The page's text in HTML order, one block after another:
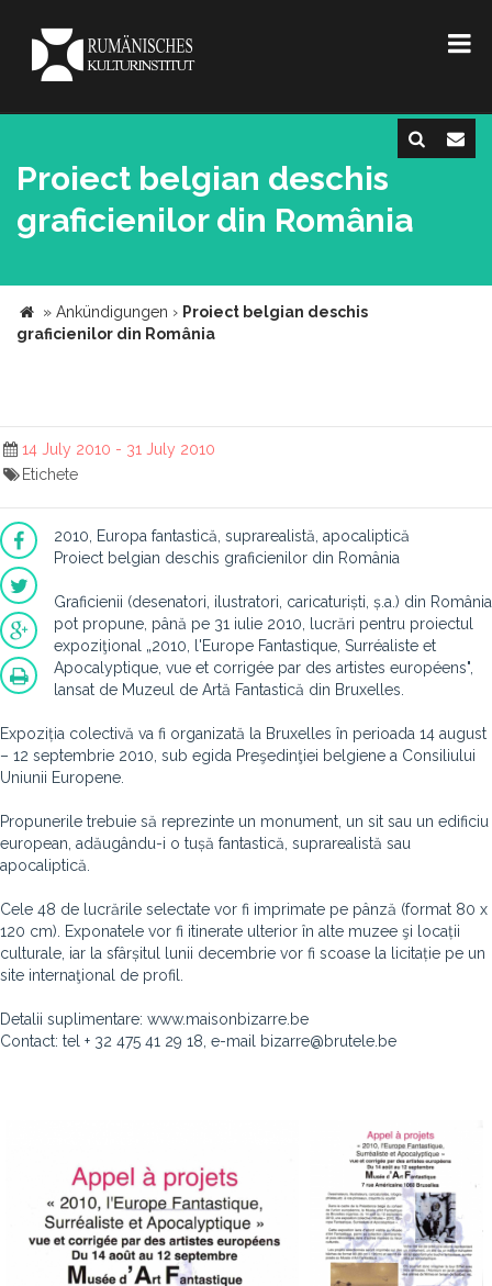
Proiect belgian deschis
graficienilor din România
» Ankündigungen › Proiect belgian deschis
graficienilor din România
14 July 2010 - 31 July 2010
Etichete
2010, Europa fantastică, suprarealistă, apocaliptică
Proiect belgian deschis graficienilor din România
Graficienii (desenatori, ilustratori, caricaturiști, ș.a.) din România
pot propune, până pe 31 iulie 2010, lucrări pentru proiectul
expoziţional „2010, l'Europe Fantastique, Surréaliste et
Apocalyptique, vue et corrigée par des artistes européens",
lansat de Muzeul de Artă Fantastică din Bruxelles.
Expoziția colectivă va fi organizată la Bruxelles în perioada 14 august
– 12 septembrie 2010, sub egida Preşedinţiei belgiene a Consiliului
Uniunii Europene.
Propunerile trebuie să reprezinte un monument, un sit sau un edificiu
european, adăugându-i o tușă fantastică, suprarealistă sau
apocaliptică.
Cele 48 de lucrările selectate vor fi imprimate pe pânză (format 80 x
120 cm). Exponatele vor fi itinerate ulterior în alte muzee şi locații
culturale, iar la sfârșitul lunii decembrie vor fi scoase la licitație pe un
site internaţional de profil.
Detalii suplimentare: www.maisonbizarre.be
Contact: tel + 32 475 41 29 18, e-mail bizarre@brutele.be